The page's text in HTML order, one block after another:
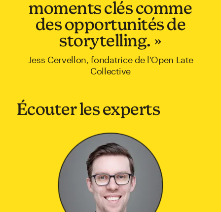
moments clés comme
des opportunités de
storytelling. »
Jess Cervellon, fondatrice de l'Open Late
Collective
Écouter les experts